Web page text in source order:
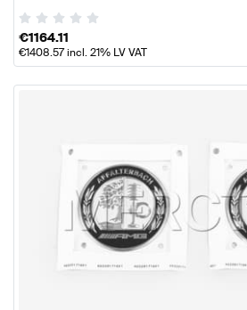
€1164.11
€1408.57incl. 21% LV VAT